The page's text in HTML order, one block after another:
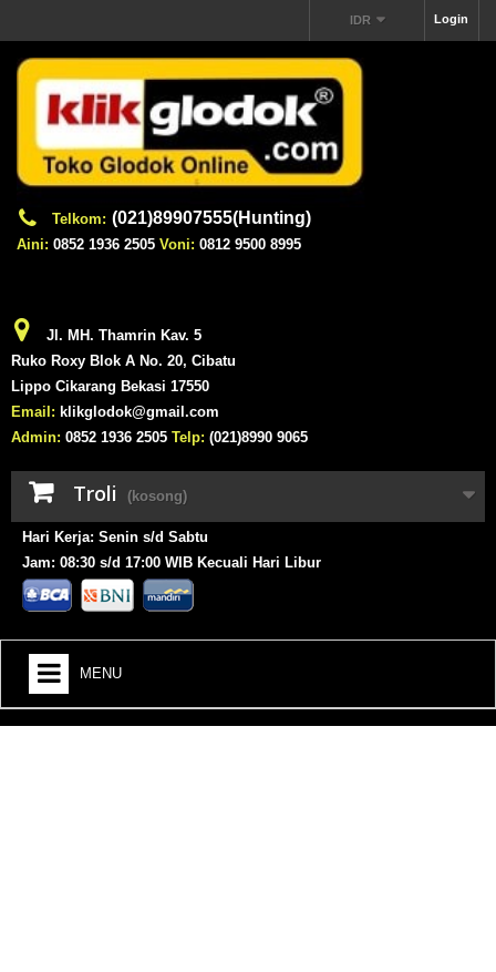
Login
IDR
Telkom: (021)89907555(Hunting)
Aini: 0852 1936 2505 Voni: 0812 9500 8995
Jl. MH. Thamrin Kav. 5
Ruko Roxy Blok A No. 20, Cibatu
Lippo Cikarang Bekasi 17550
Email: klikglodok@gmail.com
Admin: 0852 1936 2505 Telp: (021)8990 9065
Troli (kosong)
Hari Kerja: Senin s/d Sabtu
Jam: 08:30 s/d 17:00 WIB Kecuali Hari Libur
MENU